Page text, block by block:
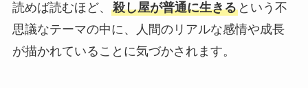
読めば読むほど、 殺し屋が普通に生きるという不
思議なテーマの中に、人間のリアルな感情や成長
が描かれていることに気づかされます。